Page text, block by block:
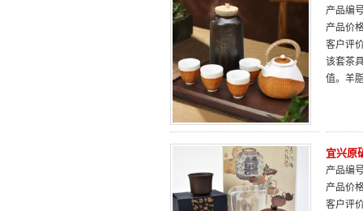
产品编
产品价
客户评
该套茶
值。羊
宜兴原
产品编
产品价
客户评